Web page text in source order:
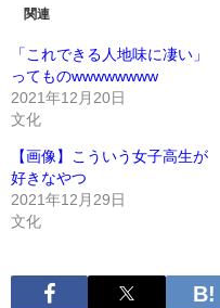
関連
「これできる人地味に凄い」
ってものwwwwwwww
2021年12月20日
文化
【画像】こういう女子高生が
好きなやつ
2021年12月29日
文化